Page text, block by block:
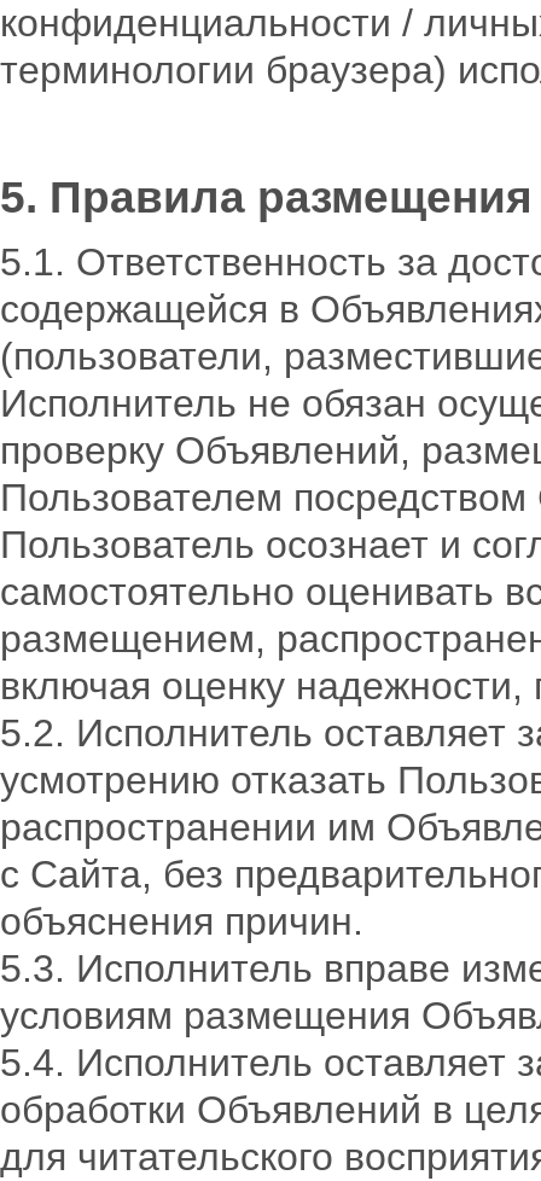
конфиденциальности /
терминологии браузера)
5. Правила
5.1. Ответственность за
содержащейся в
(пользователи,
Исполнитель не обязан
проверку Объявлений,
Пользователем посредством
Пользователь осознает и
самостоятельно оценивать
размещением,
включая оценку надежности,
5.2. Исполнитель оставляет
усмотрению отказать
распространении им
с Сайта, без
объяснения причин.
5.3. Исполнитель вправе
условиям размещения
5.4. Исполнитель оставляет
обработки Объявлений в
для читательского